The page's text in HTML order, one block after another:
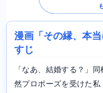
漫画「その縁、本
すじ
「なあ、結婚する？」
然プロポーズを受けた